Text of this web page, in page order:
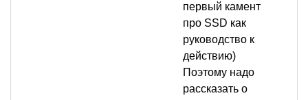
первый камент
про SSD как
руководство к
действию)
Поэтому надо
рассказать о